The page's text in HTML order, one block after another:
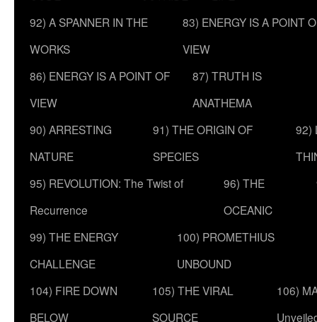
92) A SPANNER IN THE
WORKS
83) ENERGY IS A POINT
VIEW
86) ENERGY IS A POINT OF
VIEW
87) TRUTH IS
ANATHEMA
90) ARRESTING
NATURE
91) THE ORIGIN OF
SPECIES
92)
95) REVOLUTION: The Twist of
Recurrence
96) THE
OCEANIC
99) THE ENERGY
CHALLENGE
100) PROMETHIUS
UNBOUND
104) FIRE DOWN
BELOW
105) THE VIRAL
SOURCE
106)